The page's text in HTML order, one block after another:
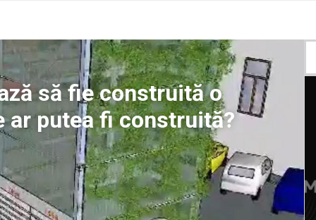
să fie construită o
ar putea fi construită?